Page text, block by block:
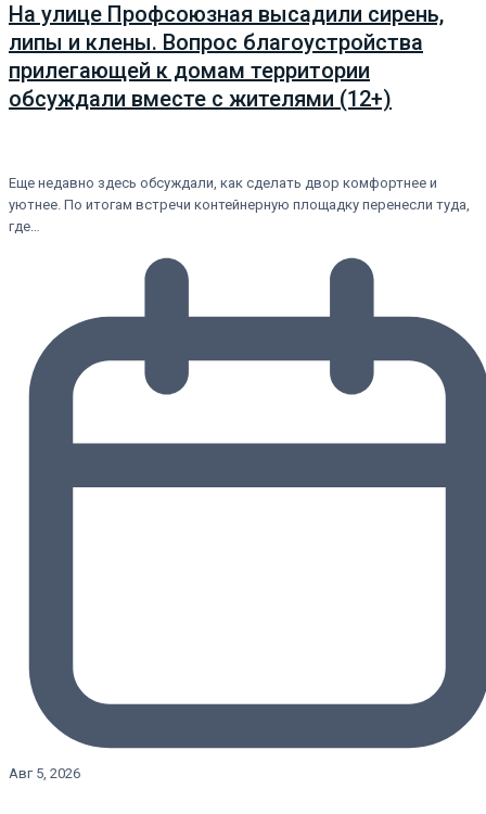
На улице Профсоюзная высадили сирень,
липы и клены. Вопрос благоустройства
прилегающей к домам территории
обсуждали вместе с жителями (12+)
Еще недавно здесь обсуждали, как сделать двор комфортнее и
уютнее. По итогам встречи контейнерную площадку перенесли туда,
где…
Авг 5, 2026